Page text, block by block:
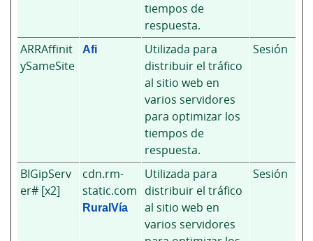
tiempos de
respuesta.
ARRAffinit
ySameSite
Afi
Utilizada para
distribuir el tráfico
al sitio web en
varios servidores
para optimizar los
tiempos de
respuesta.
Sesión
BIGipServ
er# [x2]
cdn.rm-
static.com
RuralVía
Utilizada para
distribuir el tráfico
al sitio web en
varios servidores
Sesión